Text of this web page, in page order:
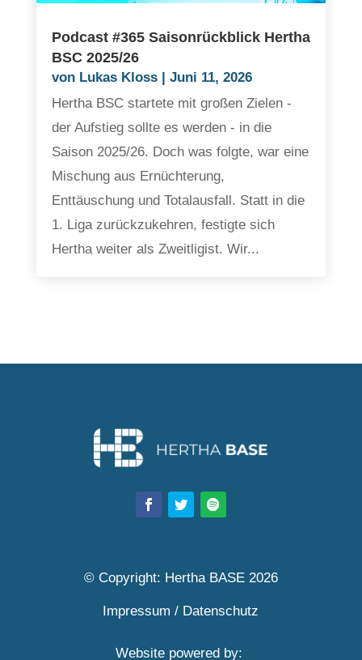
Podcast #365 Saisonrückblick Hertha
BSC 2025/26
von Lukas Kloss| Juni 11, 2026
Hertha BSC startete mit großen Zielen -
der Aufstieg sollte es werden - in die
Saison 2025/26. Doch was folgte, war eine
Mischung aus Ernüchterung,
Enttäuschung und Totalausfall. Statt in die
1. Liga zurückzukehren, festigte sich
Hertha weiter als Zweitligist. Wir...
© Copyright: Hertha BASE 2026
Impressum / Datenschutz
Website powered by: